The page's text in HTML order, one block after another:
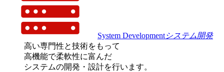
System Developmentシステム開発
高い専門性と技術をもって
高機能で柔軟性に富んだ
システムの開発・設計を行います。